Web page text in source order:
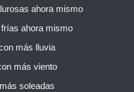
ahora mismo
ahora mismo
más lluvia
más viento
soleadas